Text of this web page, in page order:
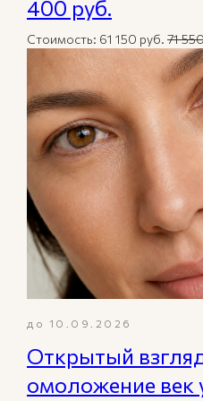
400 руб.
Стоимость: 61 150 руб. 71
до 10.09.2026
Открытый
омоложение век